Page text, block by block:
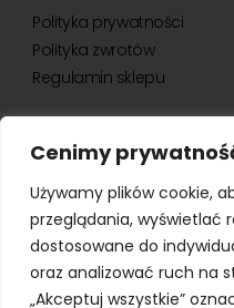
Cenimy
Używamy plików cookie,
przeglądania, wyświetlać
dostosowane do
oraz analizować ruch na
„Akceptuj wszystkie”
Polityka prywatności
Polityka zwrotów
Regulamin sklepu
Bądź na bieżąco,